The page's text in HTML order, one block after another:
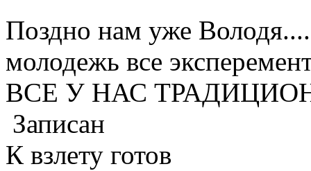
Поздно нам уже
молодежь все
ВСЕ У НАС
Записан
К взлету готов